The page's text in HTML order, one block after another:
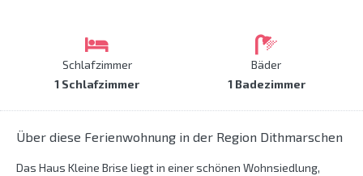
Schlafzimmer
1 Schlafzimmer
Bäder
1 Badezimmer
Über diese Ferienwohnung in der Region Dithmarschen
Das Haus Kleine Brise liegt in einer schönen Wohnsiedlung,